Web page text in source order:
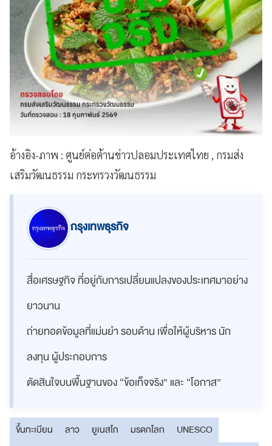
อ้างอิง-ภาพ : ศูนย์ต่อต้านข่าวปลอมประเทศไทย , กรมส่ง
เสริมวัฒนธรรม กระทรวงวัฒนธรรม
กรุงเทพธุรกิจ
สื่อเศรษฐกิจ ที่อยู่กับการเปลี่ยนแปลงของประเทศมาอย่าง
ยาวนาน
ถ่ายทอดข้อมูลที่แม่นยำ รอบด้าน เพื่อให้ผู้บริหาร นัก
ลงทุน ผู้ประกอบการ
ตัดสินใจบนพื้นฐานของ “ข้อเท็จจริง” และ “โอกาส”
ขึ้นทะเบียน ลาว ยูเนสโก มรดกโลก
UNESCO